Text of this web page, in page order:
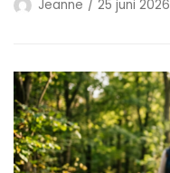
Jeanne 25 juni 2026